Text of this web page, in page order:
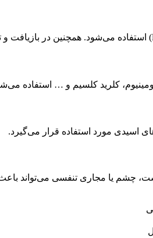
چشم یا مجاری تنفسی می‌تواند باعث